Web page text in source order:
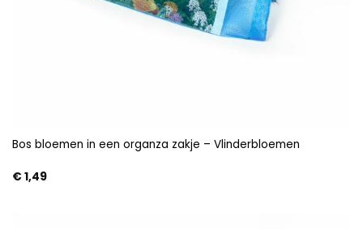
Bos bloemen in een organza zakje – Vlinderbloemen
€1,49